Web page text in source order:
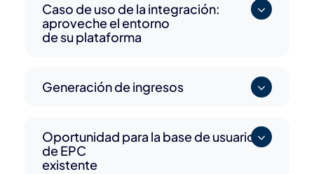
Caso de uso de la integración:
aproveche el entorno
de su plataforma
Generación de ingresos
Oportunidad para la base de usuarios
de EPC
existente